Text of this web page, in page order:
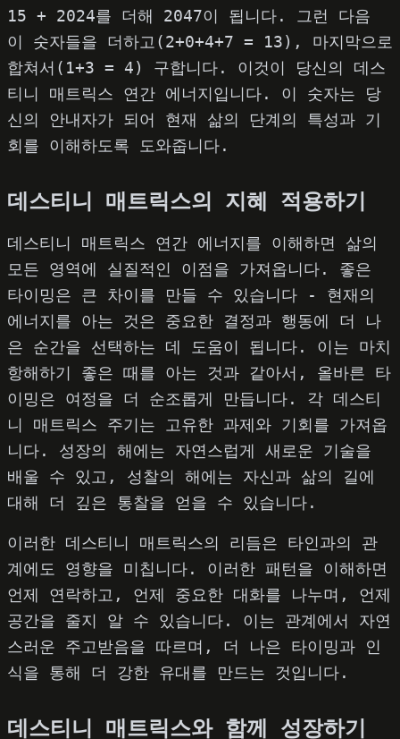
15 + 2024를 더해 2047이 됩니다. 그런 다음
이 숫자들을 더하고(2+0+4+7 = 13), 마지막으로
합쳐서(1+3 = 4) 구합니다. 이것이 당신의 데스
티니 매트릭스 연간 에너지입니다. 이 숫자는 당
신의 안내자가 되어 현재 삶의 단계의 특성과 기
회를 이해하도록 도와줍니다.
데스티니 매트릭스의 지혜 적용하기
데스티니 매트릭스 연간 에너지를 이해하면 삶의
모든 영역에 실질적인 이점을 가져옵니다. 좋은
타이밍은 큰 차이를 만들 수 있습니다 - 현재의
에너지를 아는 것은 중요한 결정과 행동에 더 나
은 순간을 선택하는 데 도움이 됩니다. 이는 마치
항해하기 좋은 때를 아는 것과 같아서, 올바른 타
이밍은 여정을 더 순조롭게 만듭니다. 각 데스티
니 매트릭스 주기는 고유한 과제와 기회를 가져옵
니다. 성장의 해에는 자연스럽게 새로운 기술을
배울 수 있고, 성찰의 해에는 자신과 삶의 길에
대해 더 깊은 통찰을 얻을 수 있습니다.
이러한 데스티니 매트릭스의 리듬은 타인과의 관
계에도 영향을 미칩니다. 이러한 패턴을 이해하면
언제 연락하고, 언제 중요한 대화를 나누며, 언제
공간을 줄지 알 수 있습니다. 이는 관계에서 자연
스러운 주고받음을 따르며, 더 나은 타이밍과 인
식을 통해 더 강한 유대를 만드는 것입니다.
데스티니 매트릭스와 함께 성장하기